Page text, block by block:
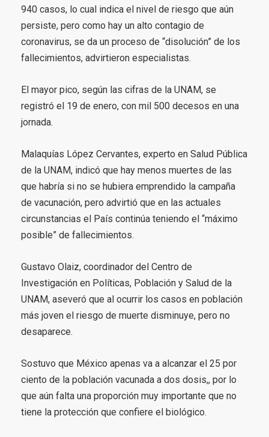
940 casos, lo cual indica el nivel de riesgo que aún
persiste, pero como hay un alto contagio de
coronavirus, se da un proceso de “disolución” de los
fallecimientos, advirtieron especialistas.
El mayor pico, según las cifras de la UNAM, se
registró el 19 de enero, con mil 500 decesos en una
jornada.
Malaquías López Cervantes, experto en Salud Pública
de la UNAM, indicó que hay menos muertes de las
que habría si no se hubiera emprendido la campaña
de vacunación, pero advirtió que en las actuales
circunstancias el País continúa teniendo el “máximo
posible” de fallecimientos.
Gustavo Olaiz, coordinador del Centro de
Investigación en Políticas, Población y Salud de la
UNAM, aseveró que al ocurrir los casos en población
más joven el riesgo de muerte disminuye, pero no
desaparece.
Sostuvo que México apenas va a alcanzar el 25 por
ciento de la población vacunada a dos dosis,, por lo
que aún falta una proporción muy importante que no
tiene la protección que confiere el biológico.